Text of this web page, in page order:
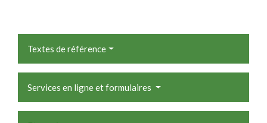
Textes de référence
Services en ligne et formulaires